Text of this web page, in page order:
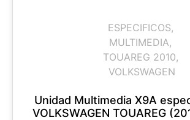
ESPECIFICOS,
MULTIMEDIA,
TOUAREG 2010,
VOLKSWAGEN
Unidad Multimedia X9A
VOLKSWAGEN TOUAREG